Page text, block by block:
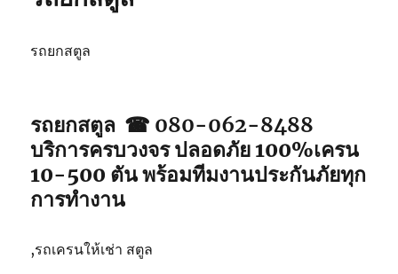
รถยกสตูล
รถยกสตูล ☎ 080-062-8488
บริการครบวงจร ปลอดภัย 100%เครน
10-500 ตัน พร้อมทีมงานประกันภัยทุก
การทำงาน
,รถเครนให้เช่า สตูล